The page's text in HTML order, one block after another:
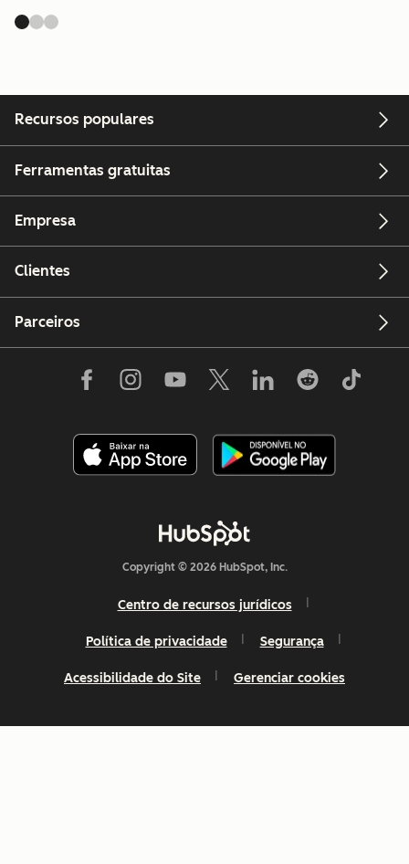
Recursos populares
Ferramentas gratuitas
Empresa
Clientes
Parceiros
Copyright © 2026 HubSpot, Inc.
Centro de recursos jurídicos
Política de privacidade Segurança
Acessibilidade do Site Gerenciar cookies